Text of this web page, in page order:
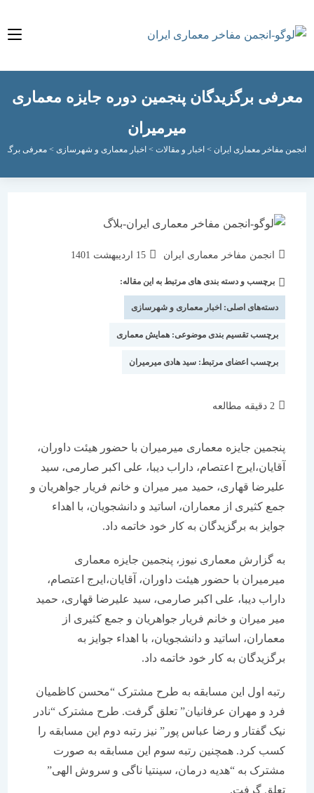
برگزیدگان پنجمین دوره جایزه معماری
میرمیران
مفاخر معماری ایران > اخبار و مقالات>اخبار معماری و شهرسازی>معرفی برگزیدگان
انجمن مفاخر معماری ایران
نوشته
شده
است:
15 اردیبهشت 1401
برچسب و دسته بندی های مرتبط به این مقاله:
دسته‌های اصلی:اخبار معماری و شهرسازی
برچسب تقسیم بندی موضوعی:همایش معماری
برچسب اعضای مرتبط: سید هادی میرمیران
پنجمین جایزه معماری میرمیران با حضور هیئت داوران،
آقایان،ایرج اعتصام، داراب دیبا، علی اکبر صارمی، سید
علیرضا قهاری، حمید میر میران و خانم فریار جواهریان و
جمع کثیری از معماران، اساتید و دانشجویان، با اهداء
جوایز به برگزیدگان به کار خود خاتمه داد.
به گزارش معماری نیوز، پنجمین جایزه معماری
میرمیران با حضور هیئت داوران، آقایان،ایرج اعتصام،
داراب دیبا، علی اکبر صارمی، سید علیرضا قهاری، حمید
میر میران و خانم فریار جواهریان و جمع کثیری از
معماران، اساتید و دانشجویان، با اهداء جوایز به
برگزیدگان به کار خود خاتمه داد.
رتبه اول این مسابقه به طرح مشترک “محسن کاظمیان
فرد و مهران عرفانیان” تعلق گرفت. طرح مشترک “نادر
نیک گفتار و رضا عباس پور” نیز رتبه دوم این مسابقه را
کسب کرد. همچنین رتبه سوم این مسابقه به صورت
مشترک به “هدیه درمان، سینتیا ناگی و سروش الهی”
تعلق گرفت.